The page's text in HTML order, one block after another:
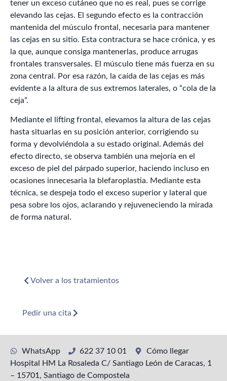
tener un exceso cutáneo que no es real, pues se corrige
elevando las cejas. El segundo efecto es la contracción
mantenida del músculo frontal, necesaria para mantener
las cejas en su sitio. Esta contractura se hace crónica, y es
la que, aunque consiga mantenerlas, produce arrugas
frontales transversales. El músculo tiene más fuerza en su
zona central. Por esa razón, la caída de las cejas es más
evidente a la altura de sus extremos laterales, o “cola de la
ceja”.
Mediante el lifting frontal, elevamos la altura de las cejas
hasta situarlas en su posición anterior, corrigiendo su
forma y devolviéndola a su estado original. Además del
efecto directo, se observa también una mejoría en el
exceso de piel del párpado superior, haciendo incluso en
ocasiones innecesaria la blefaroplastia. Mediante esta
técnica, se despeja todo el exceso superior y lateral que
pesa sobre los ojos, aclarando y rejuveneciendo la mirada
de forma natural.
Volver a los tratamientos
Pedir una cita
WhatsApp 622 37 10 01
Cómo llegar
Hospital HM La Rosaleda C/ Santiago León de Caracas, 1
– 15701, Santiago de Compostela